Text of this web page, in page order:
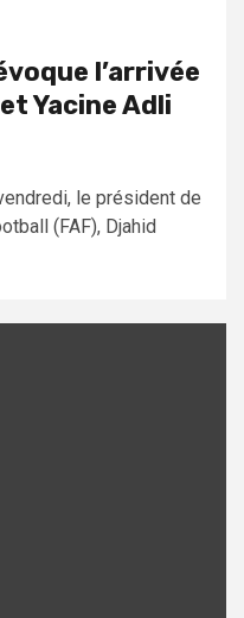
l’arrivée
Yacine Adli
le président de
(FAF), Djahid